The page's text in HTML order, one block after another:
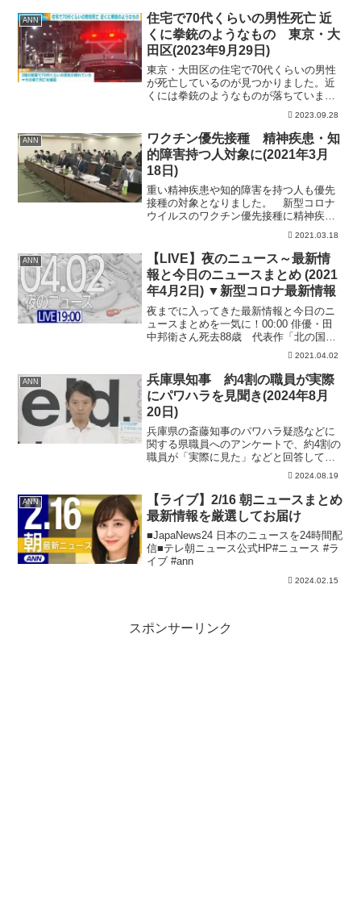
れない。去年から複数の開催プランを出
す事ができたはず」「マ...
ANN
住宅で70代くらいの男性死亡 近
くに拳銃のようなもの 東京・大
田区(2023年9月29日)
東京・大田区の住宅で70代くらいの男性
が死亡しているのが見つかりました。近
くには拳銃のようなものが落ちていまし
た。 28日午後1時すぎ、大田区東矢口の
住宅で「住人と連絡が取れない」と訪問
介護の業者から通報がありました。 警
視庁によりますと、...
2023.09.28
ANN
ワクチン優先接種 精神疾患・知
的障害持つ人対象に(2021年3月
18日)
重い精神疾患や知的障害を持つ人も優先
接種の対象となりました。 新型コロナ
ウイルスのワクチン優先接種に精神疾患
で入院中の人や知的障害があると判定さ
れ、療育手帳を持つ人約210万人を加える
ことが厚生労働省の専門部会で了承され
ました。 海外の論文...
2021.03.18
ANN
【LIVE】夜のニュース～最新情
報と今日のニュースまとめ (2021
年4月2日) ▼新型コロナ最新情報
夜までに入ってきた最新情報と今日のニ
ュースまとめを一気に！00:00 俳優・田
中邦衛さん死去88歳 代表作「北の国か
ら」01:00 トンネルで特急列車が脱線
死傷者100人超え 台湾03:06 大阪で新た
に613人の感染確認 4日連続東京上...
2021.04.02
ANN
兵庫県知事 約4割の職員が実際
にパワハラを見聞き(2024年8月
20日)
兵庫県の斎藤知事のパワハラ疑惑などに
関する県職員へのアンケートで、約4割の
職員が「実際に見た」などと回答してい
ることが分かりました。 兵庫県の元幹
のパワハラ疑惑などを告発した文書につ
いて、百条委員会は県...
2024.08.19
ANN
【ライブ】2/16 朝ニュースまとめ
最新情報を厳選してお届け
■JapaNews24 日本のニュースを24時間配
信■テレ朝ニュース公式HP#ニュース #ラ
イブ #ann
2024.02.15
スポンサーリンク